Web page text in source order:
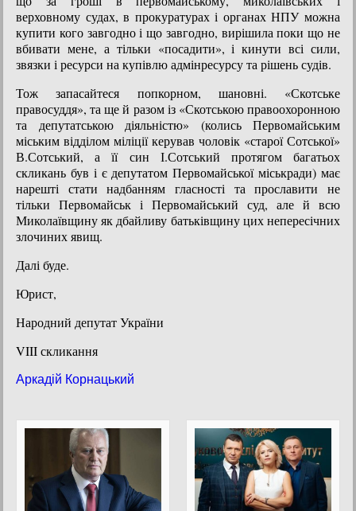
верховному судах, в прокуратурах і органах НПУ можна
купити кого завгодно і що завгодно, вирішила поки що не
вбивати мене, а тільки «посадити», і кинути всі сили,
звязки і ресурси на купівлю адмінресурсу та рішень судів.
Тож запасайтеся попкорном, шановні. «Скотське
правосуддя», та ще й разом із «Скотською правоохоронною
та депутатською діяльністю» (колись Первомайським
міським відділом міліції керував чоловік «старої Сотської»
В.Сотський, а її син І.Сотський протягом багатьох
скликань був і є депутатом Первомайської міськради) має
нарешті стати надбанням гласності та прославити не
тільки Первомайськ і Первомайський суд, але й всю
Миколаївщину як дбайливу батьківщину цих непересічних
злочиних явищ.
Далі буде.
Юрист,
Народний депутат України
VIII скликання
Аркадій Корнацький